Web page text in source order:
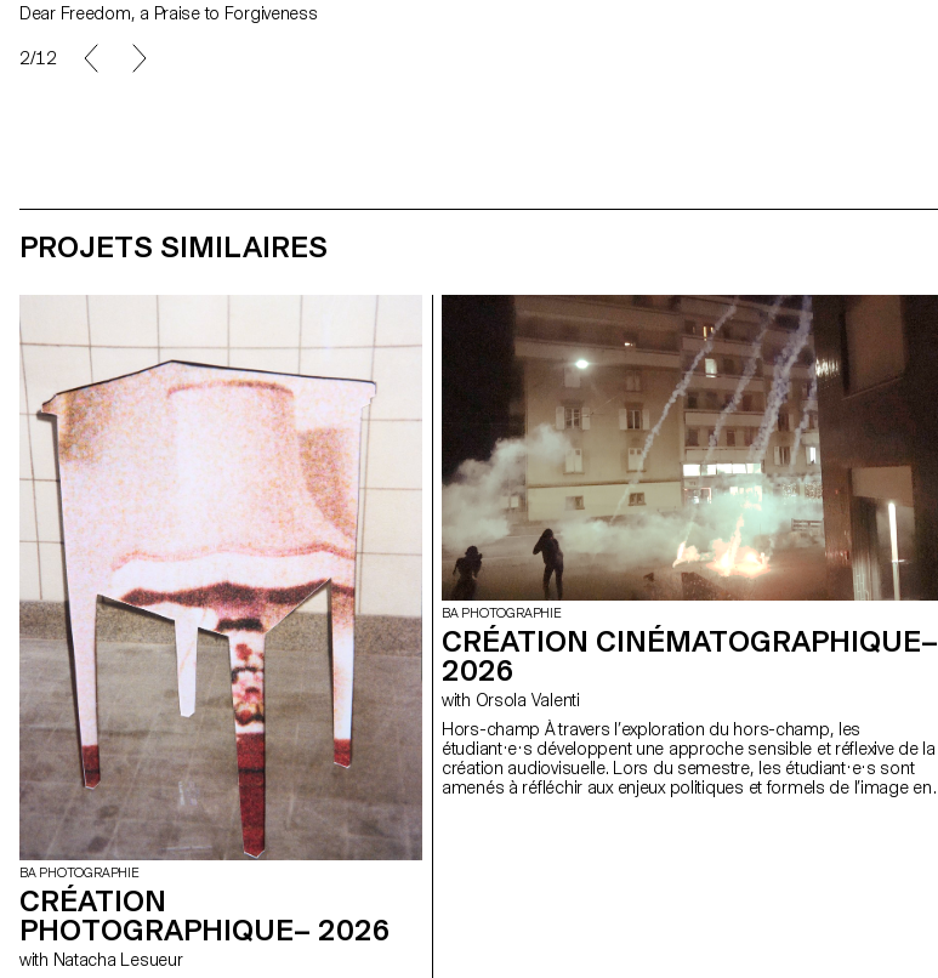
Dear Freedom, a Praise to Forgiveness
2/12
PROJETS SIMILAIRES
BA PHOTOGRAPHIE
CRÉATION
PHOTOGRAPHIQUE– 2026
with Natacha Lesueur
BA PHOTOGRAPHIE
CRÉATION CINÉMATOGRAPHIQUE–
2026
with Orsola Valenti
Hors-champ À travers l’exploration du hors-champ, les
étudiant·e·s développent une approche sensible et réflexive de la
création audiovisuelle. Lors du semestre, les étudiant·e·s sont
amenés à réfléchir aux enjeux politiques et formels de l’image en